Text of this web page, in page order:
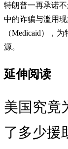
特朗普一再承诺
中的诈骗与滥用
（Medicaid），
源。
延伸阅读
美国究竟
了多少援